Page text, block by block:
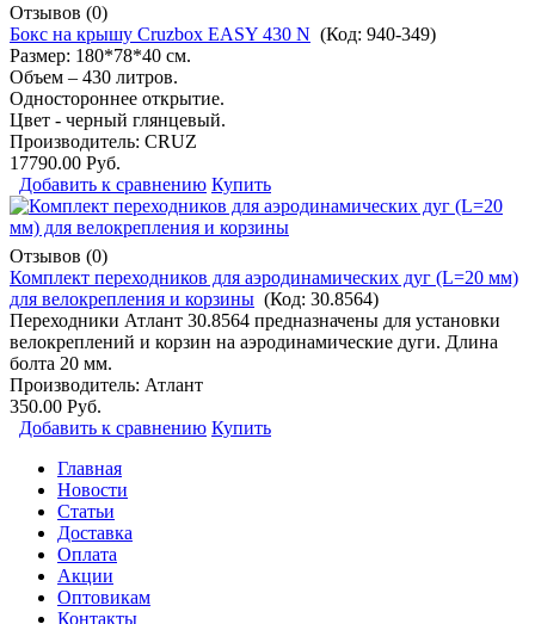
Отзывов (0)
Бокс на крышу Cruzbox EASY 430 N (Код: 940-349)
Размер: 180*78*40 см.
Объем – 430 литров.
Одностороннее открытие.
Цвет - черный глянцевый.
Производитель: CRUZ
17790.00 Руб.
Добавить к сравнению Купить
Отзывов (0)
Комплект переходников для аэродинамических дуг (L=20 мм)
для велокрепления и корзины (Код: 30.8564)
Переходники Атлант 30.8564 предназначены для установки
велокреплений и корзин на аэродинамические дуги. Длина
болта 20 мм.
Производитель: Атлант
350.00 Руб.
Добавить к сравнению Купить
Главная
Новости
Статьи
Доставка
Оплата
Акции
Оптовикам
Контакты